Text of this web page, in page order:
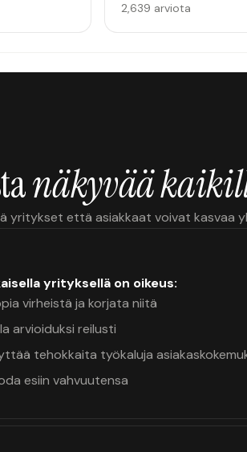
2,639 arviota
näkyvää
yritykset että asiakkaat voivat kasvaa
yrityksellä on oikeus:
virheistä ja korjata niitä
arvioiduksi reilusti
tehokkaita työkaluja
esiin vahvuutensa